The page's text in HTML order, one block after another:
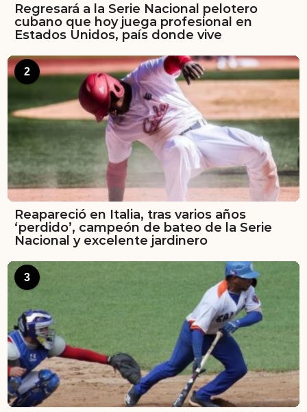
Regresará a la Serie Nacional pelotero
cubano que hoy juega profesional en
Estados Unidos, país donde vive
2
Reapareció en Italia, tras varios años
‘perdido’, campeón de bateo de la Serie
Nacional y excelente jardinero
3